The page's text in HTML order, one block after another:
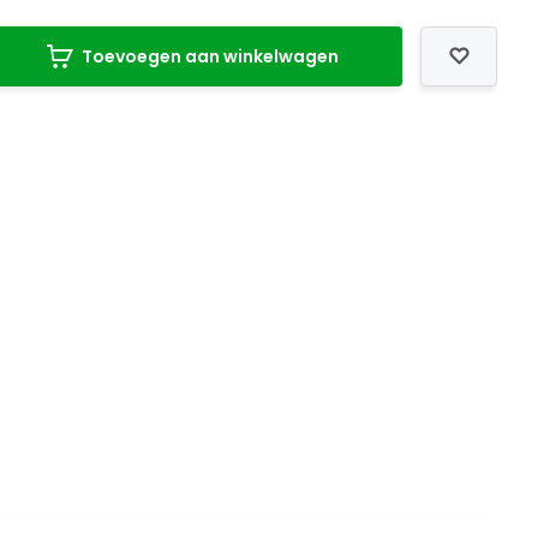
Toevoegen aan winkelwagen